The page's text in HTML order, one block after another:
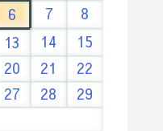
6 7
8
13 14
15
20 21
22
27 28
29